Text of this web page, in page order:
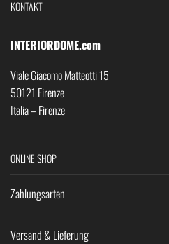
KONTAKT
INTERIORDOME.com
Viale Giacomo Matteotti 15
50121 Firenze
Italia – Firenze
ONLINE SHOP
Zahlungsarten
Versand & Lieferung